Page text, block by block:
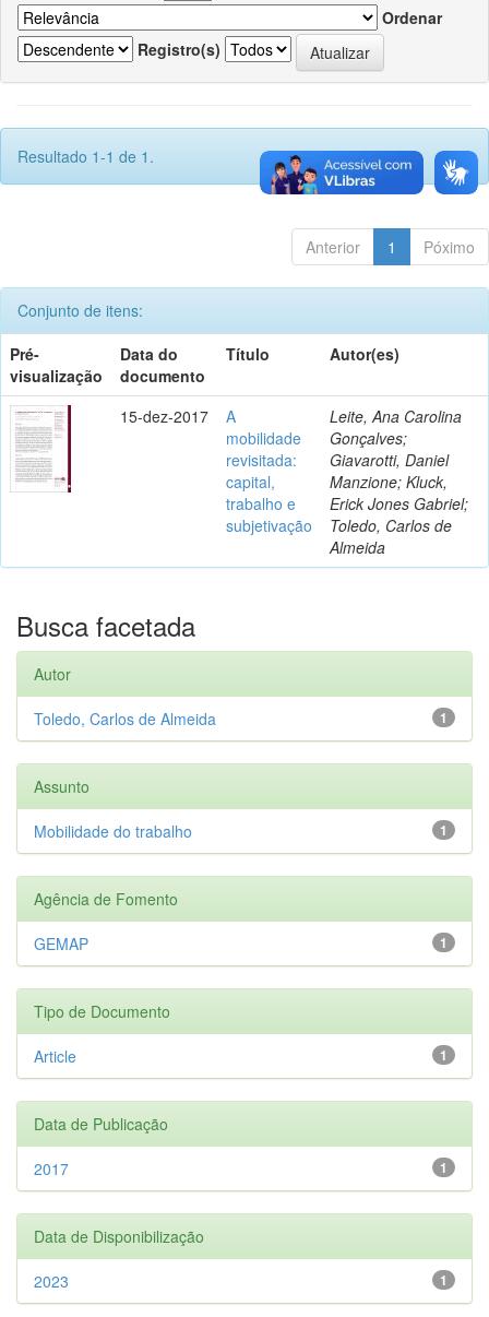
Ordenar
Registro(s)
Resultado 1-1 de 1.
Anterior 1 Póximo
Conjunto de itens:
Pré-
visualização
Data do
documento
Título Autor(es)
15-dez-2017
A
mobilidade
revisitada:
capital,
trabalho e
subjetivação
Leite, Ana Carolina
Gonçalves;
Giavarotti, Daniel
Manzione; Kluck,
Erick Jones Gabriel;
Toledo, Carlos de
Almeida
Busca facetada
Autor
1
Toledo, Carlos de Almeida
Assunto
1
Mobilidade do trabalho
Agência de Fomento
1
GEMAP
Tipo de Documento
1
Article
Data de Publicação
1
2017
Data de Disponibilização
1
2023